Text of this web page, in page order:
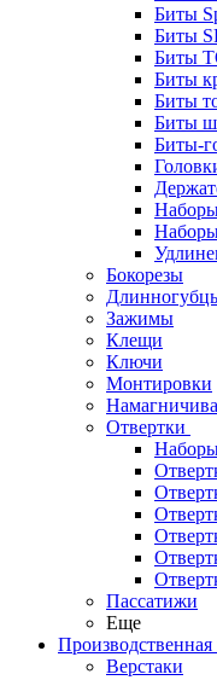
Биты
Биты
Биты
Биты
Биты
Биты
Биты-
Бокорезы
Зажимы
Клещи
Ключи
Монтировки
Отвертки
Пассатижи
Еще
Верстаки